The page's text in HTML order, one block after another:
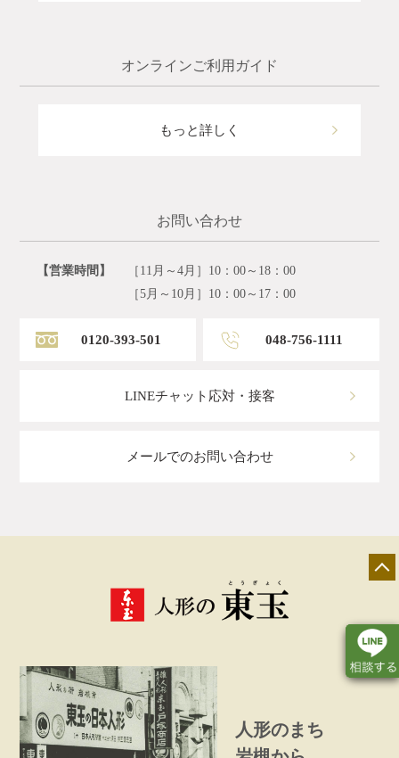
オンラインご利用ガイド
もっと詳しく
お問い合わせ
【営業時間】
［11月～4月］10：00～18：00
［5月～10月］10：00～17：00
0120-393-501 048-756-1111
LINEチャット応対・接客
メールでのお問い合わせ
人形のまち
店舗一覧 展示会情報 カタログ請求